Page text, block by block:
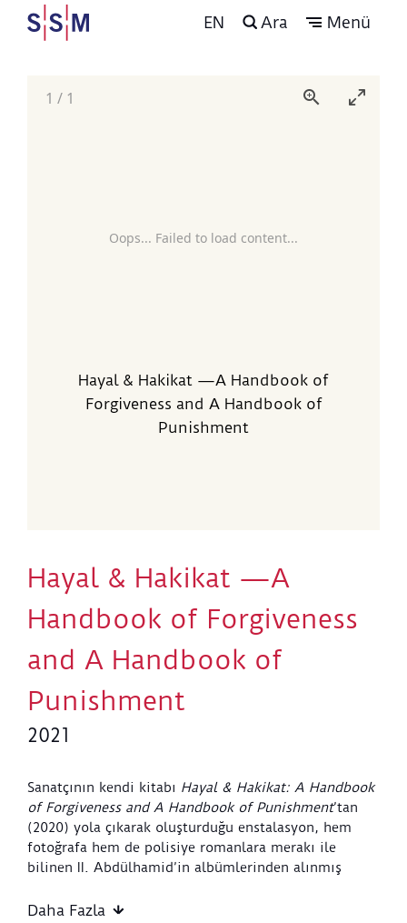
EN Ara Menü
Oops... Failed to load content...
1 / 1
Hayal & Hakikat —A Handbook of
Forgiveness and A Handbook of
Punishment
Hayal & Hakikat —A
Handbook of Forgiveness
and A Handbook of
Punishment
2021
Sanatçının kendi kitabı Hayal & Hakikat: A Handbook
of Forgiveness and A Handbook of Punishment’tan
(2020) yola çıkarak oluşturduğu enstalasyon, hem
fotoğrafa hem de polisiye romanlara merakı ile
bilinen II. Abdülhamid’in albümlerinden alınmış
yılında af ilan etmeyi planlayan padişah, bir polisiye
Daha Fazla